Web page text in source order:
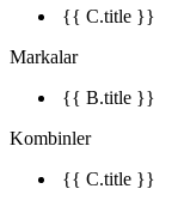
{{ C.title }}
Markalar
{{ B.title }}
Kombinler
{{ C.title }}